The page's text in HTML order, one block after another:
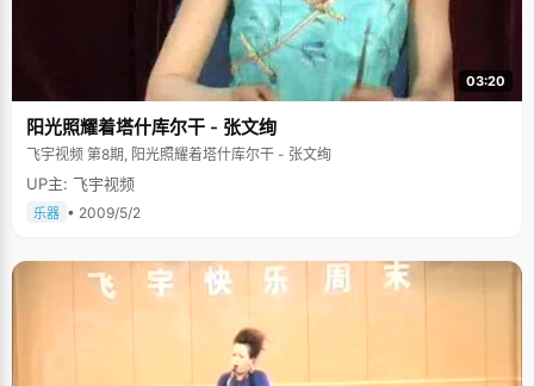
03:20
阳光照耀着塔什库尔干 - 张文绚
飞宇视频 第8期, 阳光照耀着塔什库尔干 - 张文绚
UP主: 飞宇视频
乐器 • 2009/5/2